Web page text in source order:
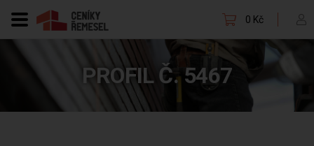
0 Kč
PROFIL Č. 5467